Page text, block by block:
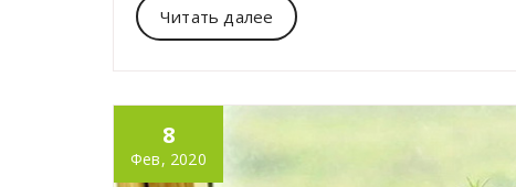
Читать далее
8
Фев, 2020